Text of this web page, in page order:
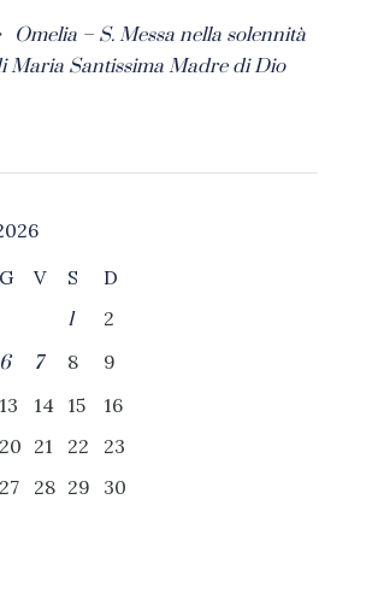
Omelia – S. Messa nella solennità
Maria Santissima Madre di Dio
G V S
D
1
2
6 7 8
9
13 14 15
16
20 21 22
23
27 28 29
30